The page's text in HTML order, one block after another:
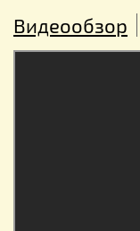
Видеообзор